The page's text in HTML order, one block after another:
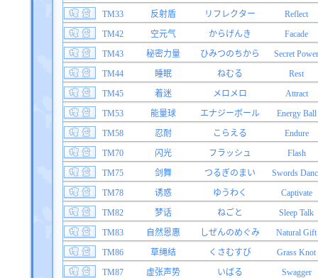
TM33
反射盾 リフレクター
Reflect
TM42
空元气 からげんき
Facade
TM43
秘密力量 ひみつのちから
Secret Power
TM44
睡眠 ねむる
Rest
TM45
着迷 メロメロ
Attract
TM53
能量球 エナジーボール
Energy Ball
TM58
忍耐 こらえる
Endure
TM70
闪光 フラッシュ
Flash
TM75
剑舞 つるぎのまい
Swords
TM78
诱惑 ゆうわく
Captivate
TM82
梦话 ねごと
Sleep Talk
TM83
自然恩惠 しぜんのめぐみ
Natural Gift
TM86
草绳结 くさむすび
Grass Knot
TM87
虚张声势 いばる
Swagger